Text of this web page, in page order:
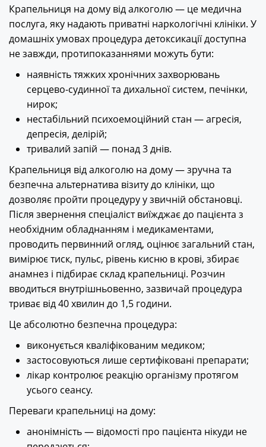
Крапельниця на дому від алкоголю — це медична
послуга, яку надають приватні наркологічні клініки. У
домашніх умовах процедура детоксикації доступна
не завжди, протипоказаннями можуть бути:
наявність тяжких хронічних захворювань
серцево-судинної та дихальної систем, печінки,
нирок;
нестабільний психоемоційний стан — агресія,
депресія, делірій;
тривалий запій — понад 3 днів.
Крапельниця від алкоголю на дому — зручна та
безпечна альтернатива візиту до клініки, що
дозволяє пройти процедуру у звичній обстановці.
Після звернення спеціаліст виїжджає до пацієнта з
необхідним обладнанням і медикаментами,
проводить первинний огляд, оцінює загальний стан,
вимірює тиск, пульс, рівень кисню в крові, збирає
анамнез і підбирає склад крапельниці. Розчин
вводиться внутрішньовенно, зазвичай процедура
триває від 40 хвилин до 1,5 години.
Це абсолютно безпечна процедура:
виконується кваліфікованим медиком;
застосовуються лише сертифіковані препарати;
лікар контролює реакцію організму протягом
усього сеансу.
Переваги крапельниці на дому:
анонімність — відомості про пацієнта нікуди не